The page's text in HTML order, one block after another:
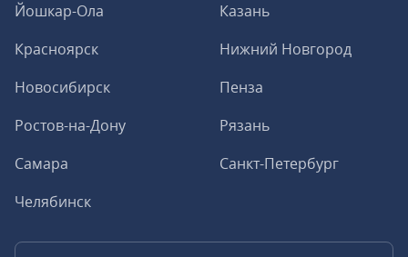
Йошкар-Ола
Казань
Красноярск
Нижний Новгород
Новосибирск
Пенза
Ростов-на-Дону
Рязань
Самара
Санкт-Петербург
Челябинск